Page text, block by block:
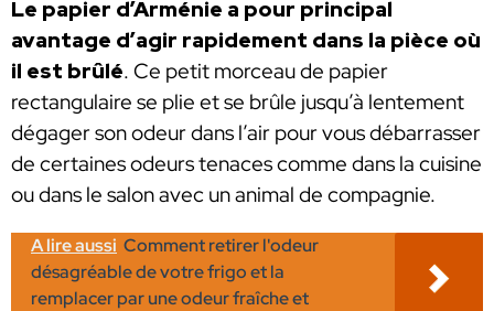
Le papier d’Arménie a pour principal
avantage d’agir rapidement dans la pièce où
il est brûlé. Ce petit morceau de papier
rectangulaire se plie et se brûle jusqu’à lentement
dégager son odeur dans l’air pour vous débarrasser
de certaines odeurs tenaces comme dans la cuisine
ou dans le salon avec un animal de compagnie.
A lire aussi Comment retirer l'odeur
désagréable de votre frigo et la
remplacer par une odeur fraîche et